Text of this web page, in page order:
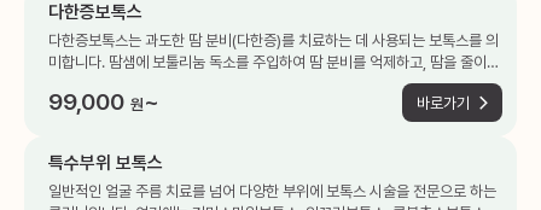
다한증보톡스
다한증보톡스는 과도한 땀 분비(다한증)를 치료하는 데 사용되는 보톡스를 의
미합니다. 땀샘에 보툴리눔 독소를 주입하여 땀 분비를 억제하고, 땀을 줄이는
데 효과가 좋습니다. 보통 겨드랑이, 손바닥, 발바닥 에 시술을 하며 시술 2~3
일부터 서서히 효과가 나타나고 1~2주 내 최대 효과를 확인할 수 있습니다.평
균 2~3개월간 유지되므로 지속적인 효과를 원한다면 3개월 이내 재시술을
99,000 원 ~ 바로가기
특수부위 보톡스
일반적인 얼굴 주름 치료를 넘어 다양한 부위에 보톡스 시술을 전문으로 하는